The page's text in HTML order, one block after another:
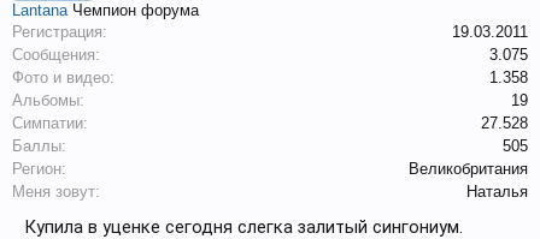
Lantana Чемпион форума
Регистрация:
19.03.2011
Сообщения:
3.075
Фото и видео:
1.358
Альбомы:
19
Симпатии:
27.528
Баллы:
505
Регион:
Великобритания
Меня зовут:
Наталья
Купила в уценке сегодня слегка залитый сингониум.